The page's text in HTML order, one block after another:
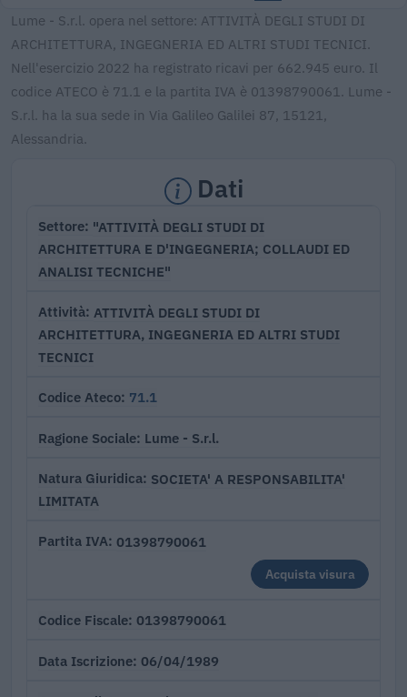
Lume - S.r.l. opera nel settore: ATTIVITÀ DEGLI STUDI DI
ARCHITETTURA, INGEGNERIA ED ALTRI STUDI TECNICI.
Nell'esercizio 2022 ha registrato ricavi per 662.945 euro. Il
codice ATECO è 71.1 e la partita IVA è 01398790061. Lume -
S.r.l. ha la sua sede in Via Galileo Galilei 87, 15121,
Alessandria.
Dati
Settore "ATTIVITÀ DEGLI STUDI DI
ARCHITETTURA E D'INGEGNERIA; COLLAUDI ED
ANALISI TECNICHE"
Attività ATTIVITÀ DEGLI STUDI DI
ARCHITETTURA, INGEGNERIA ED ALTRI STUDI
TECNICI
Codice Ateco 71.1
Ragione Sociale Lume - S.r.l.
Natura Giuridica SOCIETA' A RESPONSABILITA'
LIMITATA
Partita IVA 01398790061
Acquista visura
Codice Fiscale 01398790061
Data Iscrizione 06/04/1989